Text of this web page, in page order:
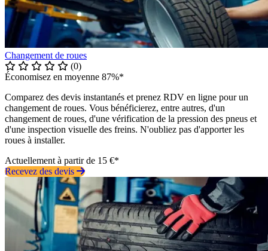
Changement de roues
(0)
Économisez en moyenne 87%*
Comparez des devis instantanés et prenez RDV en ligne pour un
changement de roues. Vous bénéficierez, entre autres, d'un
changement de roues, d'une vérification de la pression des pneus et
d'une inspection visuelle des freins. N'oubliez pas d'apporter les
roues à installer.
Actuellement à partir de 15 €*
Recevez des devis